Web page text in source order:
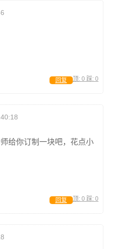
顶: 0 踩: 0
回复
给你订制一块吧，花点小
顶: 0 踩: 0
回复